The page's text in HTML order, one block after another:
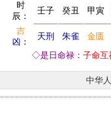
时
辰：
壬子 癸丑 甲寅
吉
凶 ：
天刑 朱雀 金匮
◇是日命禄： 子命互
中华